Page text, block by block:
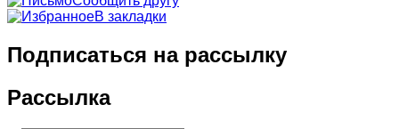
В закладки
Подписаться на рассылку
Рассылка